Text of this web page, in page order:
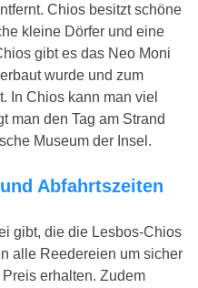
Chios besitzt schöne
kleine Dörfer und eine
gibt es das Neo Moni
wurde und zum
In Chios kann man viel
man den Tag am Strand
Museum der Insel.
gibt, die die Lesbos-Chios
alle Reedereien um sicher
erhalten. Zudem